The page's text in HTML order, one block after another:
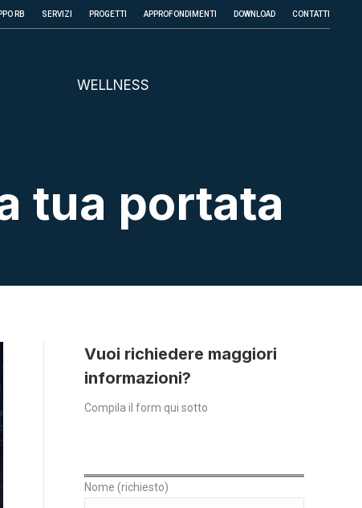
RB SERVIZI PROGETTI APPROFONDIMENTI DOWNLOAD CONTATTI
WELLNESS
tua portata
Vuoi richiedere maggiori
informazioni?
Compila il form qui sotto
Nome (richiesto)